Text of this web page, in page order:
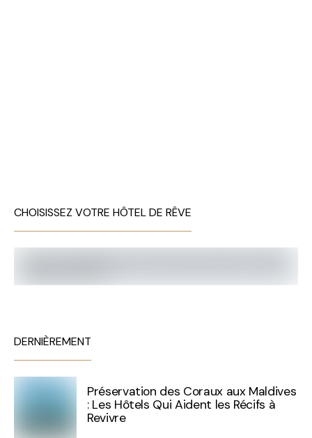
CHOISISSEZ VOTRE HÔTEL DE RÊVE
DERNIÈREMENT
Préservation des Coraux aux Maldives
: Les Hôtels Qui Aident les Récifs à
Revivre